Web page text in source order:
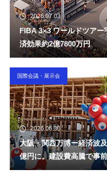
2026.07.03
FIBA 3×3 ワールドツア
済効果約2億7800万円
国際会議・展示会
2026.06.30
大阪・関西万博ー経済波
億円に。建設費高騰で事